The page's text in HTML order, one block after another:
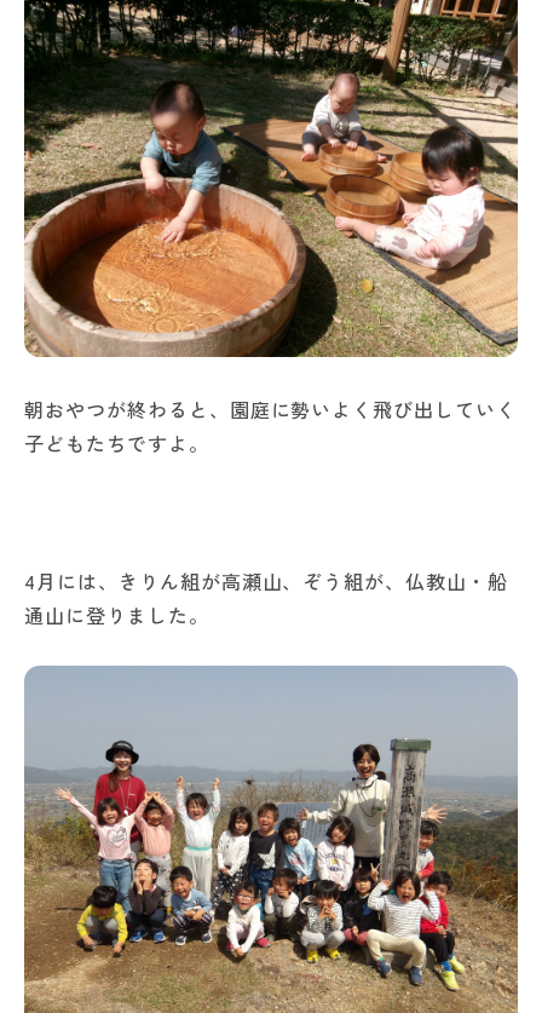
朝おやつが終わると、園庭に勢いよく飛び出していく
子どもたちですよ。
4月には、きりん組が高瀬山、ぞう組が、仏教山・船
通山に登りました。